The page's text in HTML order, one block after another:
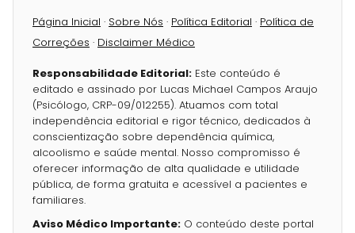
Página Inicial · Sobre Nós · Política Editorial · Política de
Correções · Disclaimer Médico
Responsabilidade Editorial: Este conteúdo é
editado e assinado por Lucas Michael Campos Araujo
(Psicólogo, CRP-09/012255). Atuamos com total
independência editorial e rigor técnico, dedicados à
conscientização sobre dependência química,
alcoolismo e saúde mental. Nosso compromisso é
oferecer informação de alta qualidade e utilidade
pública, de forma gratuita e acessível a pacientes e
familiares.
Aviso Médico Importante: O conteúdo deste portal